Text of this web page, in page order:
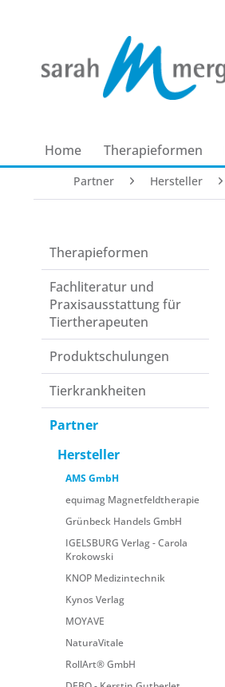
Home Therapie­formen
Partner Hersteller
Therapie­formen
Fachliteratur und
Praxisausstattung für
Tiertherapeuten
Produkt­schulungen
Tierkrankheiten
Partner
Hersteller
AMS GmbH
equimag Magnetfeldtherapie
Grünbeck Handels GmbH
IGELSBURG Verlag - Carola
Krokowski
KNOP Medizintechnik
Kynos Verlag
MOYAVE
NaturaVitale
RollArt® GmbH